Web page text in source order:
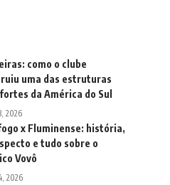
como o clube
uma das estruturas
da América do Sul
2026
x Fluminense: história,
e tudo sobre o
Vovô
2026